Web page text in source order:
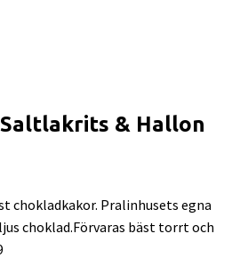
& Hallon
chokladkakor. Pralinhusets egna
choklad.Förvaras bäst torrt och